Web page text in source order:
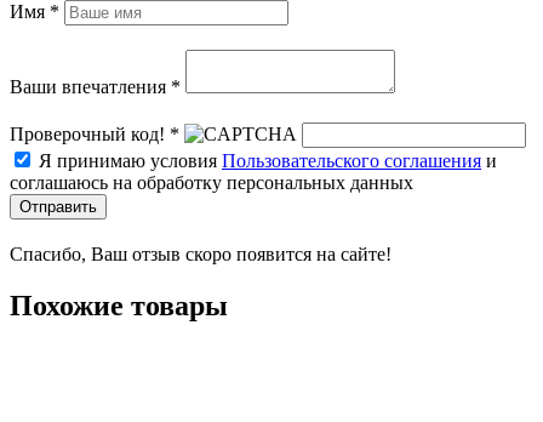
Имя *
Ваши впечатления *
Проверочный код! *
Я принимаю условия Пользовательского соглашения и
соглашаюсь на обработку персональных данных
Отправить
Спасибо, Ваш отзыв скоро появится на сайте!
Похожие товары